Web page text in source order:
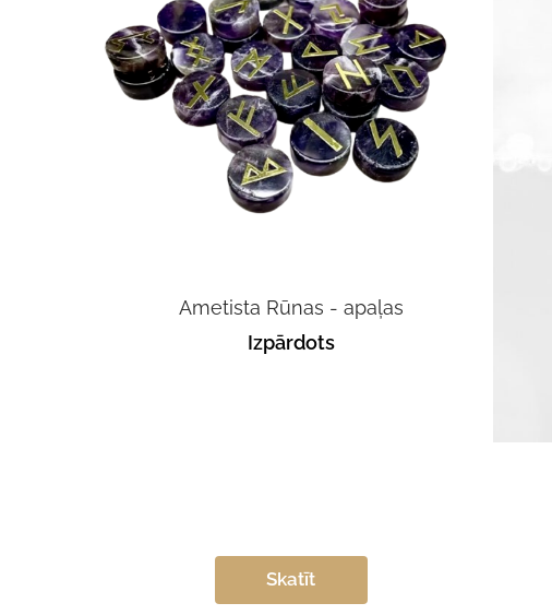
Ametista Rūnas - apaļas
Izpārdots
Skatīt